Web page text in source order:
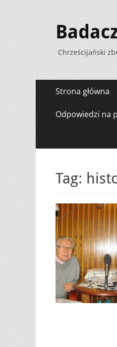
Chrześcijański
Menu
zawartości
Strona główna
Odpowiedzi na
Tag: